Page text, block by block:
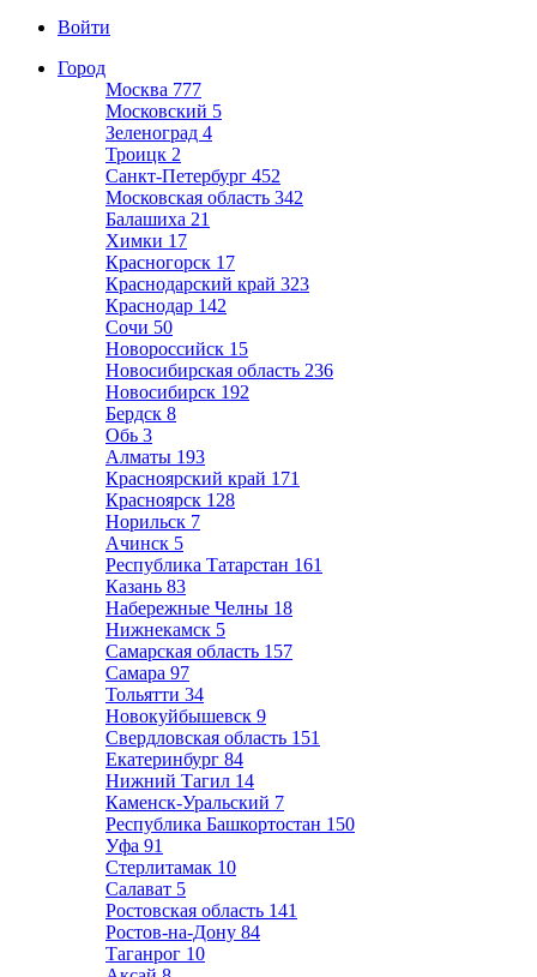
Войти
Город
Москва 777
Московский 5
Зеленоград 4
Троицк 2
Санкт-Петербург 452
Московская область 342
Балашиха 21
Химки 17
Красногорск 17
Краснодарский край 323
Краснодар 142
Сочи 50
Новороссийск 15
Новосибирская область 236
Новосибирск 192
Бердск 8
Обь 3
Алматы 193
Красноярский край 171
Красноярск 128
Норильск 7
Ачинск 5
Республика Татарстан 161
Казань 83
Набережные Челны 18
Нижнекамск 5
Самарская область 157
Самара 97
Тольятти 34
Новокуйбышевск 9
Свердловская область 151
Екатеринбург 84
Нижний Тагил 14
Каменск-Уральский 7
Республика Башкортостан 150
Уфа 91
Стерлитамак 10
Салават 5
Ростовская область 141
Ростов-на-Дону 84
Таганрог 10